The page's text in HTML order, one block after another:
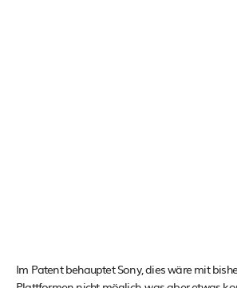
Im Patent behauptet Sony, dies wäre mit